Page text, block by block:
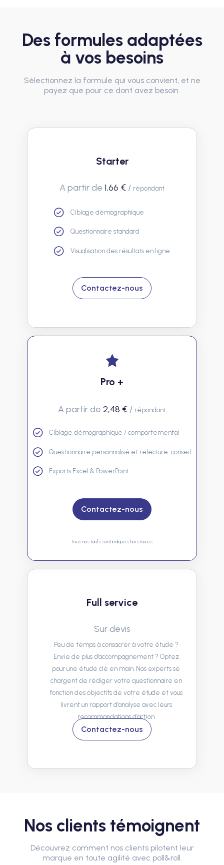
Des formules adaptées
à vos besoins
Sélectionnez la formule qui vous convient, et ne
payez que pour ce dont avez besoin.
Starter
A partir de 1,66 € / répondant
Ciblage démographique
Questionnaire standard
Visualisation des résultats en ligne
Contactez-nous
Pro +
A partir de 2,48 € / répondant
Ciblage démographique / comportemental
Questionnaire personnalisé et relecture-conseil
Exports Excel & PowerPoint
Contactez-nous
Tous nos tarifs sont indiqués hors taxes.
Full service
Sur devis
Peu de temps à consacrer à votre étude ?
Envie de plus d’accompagnement ? Optez
pour une étude clé en main. Nos experts se
chargent de rédiger votre questionnaire en
fonction des objectifs de votre étude et vous
livrent un rapport d’analyse avec leurs
recommandations d’action
Contactez-nous
Nos clients témoignent
Découvrez comment nos clients pilotent leur
marque en toute agilité avec poll&roll.